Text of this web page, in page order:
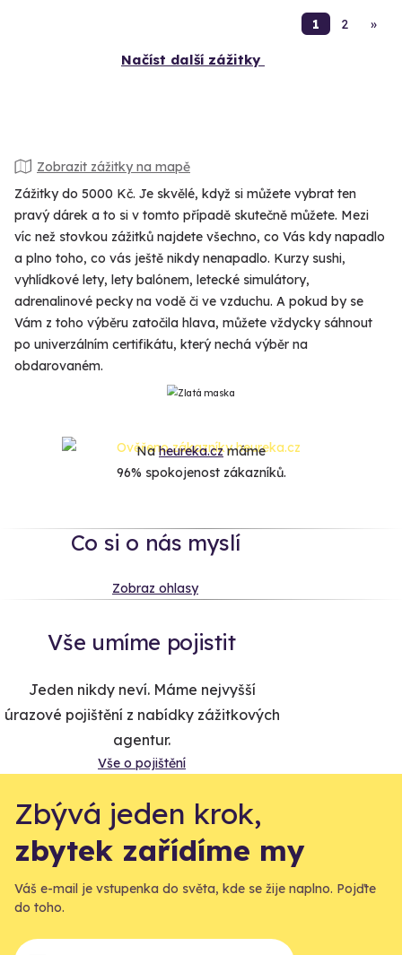
1 2 »
Načíst další zážitky
Zobrazit zážitky na mapě
Zážitky do 5000 Kč. Je skvělé, když si můžete vybrat ten
pravý dárek a to si v tomto případě skutečně můžete. Mezi
víc než stovkou zážitků najdete všechno, co Vás kdy napadlo
a plno toho, co vás ještě nikdy nenapadlo. Kurzy sushi,
vyhlídkové lety, lety balónem, letecké simulátory,
adrenalinové pecky na vodě či ve vzduchu. A pokud by se
Vám z toho výběru zatočila hlava, můžete vždycky sáhnout
po univerzálním certifikátu, který nechá výběr na
obdarovaném.
Naheureka.czmáme
96% spokojenost zákazníků.
Co si o nás myslí
Zobraz ohlasy
Vše umíme pojistit
Jeden nikdy neví. Máme nejvyšší
úrazové pojištění z nabídky zážitkových
agentur.
Vše o pojištění
Zbývá jeden krok,
zbytek zařídíme my
Váš e-mail je vstupenka do světa, kde se žije naplno. Pojďte
do toho.